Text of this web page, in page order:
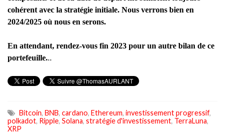
cohérent avec la stratégie initiale. Nous verrons bien en
2024/2025 où nous en serons.
En attendant, rendez-vous fin 2023 pour un autre bilan de ce
portefeuille...
Bitcoin, BNB, cardano, Ethereum, investissement progressif,
polkadot, Ripple, Solana, stratégie d'investissement, TerraLuna,
XRP